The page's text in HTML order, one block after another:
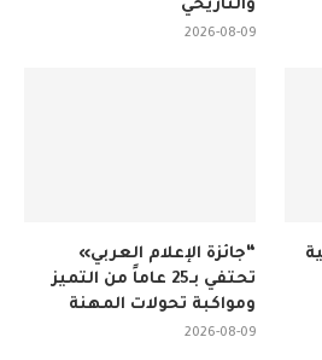
والتاريخي
2026-08-09
“جائزة الإعلام العربي»
تحتفي بـ25 عاماً من التميز
ومواكبة تحولات المهنة
2026-08-09